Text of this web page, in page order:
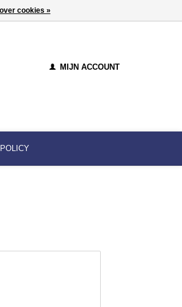
MIJN ACCOUNT
cookies »